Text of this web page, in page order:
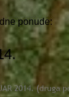
ponude:
2014.